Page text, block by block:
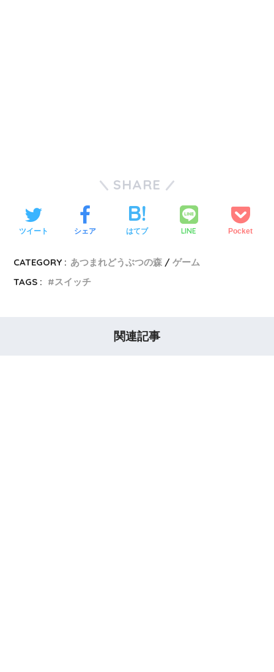
SHARE
ツイート シェア はてブ LINE Pocket
CATEGORY : あつまれどうぶつの森
ゲーム
TAGS :
スイッチ
関連記事